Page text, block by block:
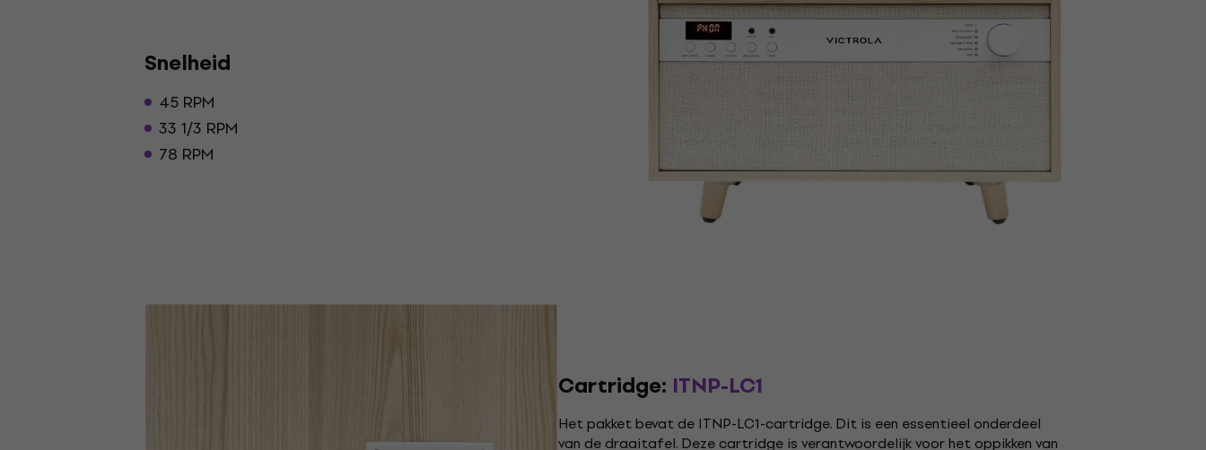
Snelheid
45 RPM
33 1/3 RPM
78 RPM
Cartridge: ITNP-LC1
Het pakket bevat de ITNP-LC1-cartridge. Dit is een essentieel onderdeel
van de draaitafel. Deze cartridge is verantwoordelijk voor het oppikken van